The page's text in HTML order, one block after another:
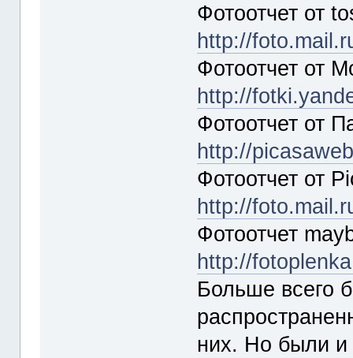
Фотоотчет от
http://
Фотоотчет от
http://
Фотоотчет от
http://
Фотоотчет от
http://
Фотоотчет
http://
Больше всего
них. Но были и